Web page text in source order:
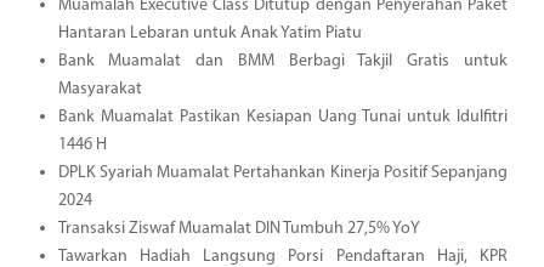
Muamalah Executive Class Ditutup dengan Penyerahan Paket
Hantaran Lebaran untuk Anak Yatim Piatu
Bank Muamalat dan BMM Berbagi Takjil Gratis untuk
Masyarakat
Bank Muamalat Pastikan Kesiapan Uang Tunai untuk Idulfitri
1446 H
DPLK Syariah Muamalat Pertahankan Kinerja Positif Sepanjang
2024
Transaksi Ziswaf Muamalat DIN Tumbuh 27,5% YoY
Tawarkan Hadiah Langsung Porsi Pendaftaran Haji, KPR